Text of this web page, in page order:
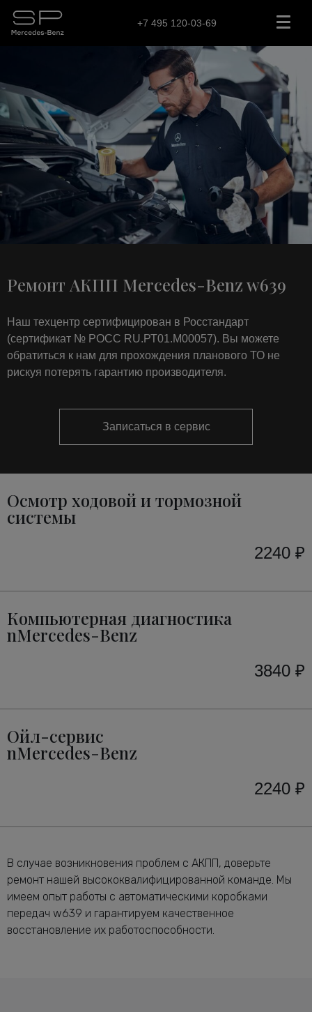
+7 495 120-03-69
Ремонт АКПП Mercedes-Benz w639
Наш техцентр сертифицирован в Росстандарт
(сертификат № РОСС RU.РТ01.М00057). Вы можете
обратиться к нам для прохождения планового ТО не
рискуя потерять гарантию производителя.
Записаться в сервис
Осмотр ходовой и тормозной
системы
2240 ₽
Компьютерная диагностика
nMercedes-Benz
3840 ₽
Ойл-сервис
nMercedes-Benz
2240 ₽
В случае возникновения проблем с АКПП, доверьте
ремонт нашей высококвалифицированной команде. Мы
имеем опыт работы с автоматическими коробками
передач w639 и гарантируем качественное
восстановление их работоспособности.